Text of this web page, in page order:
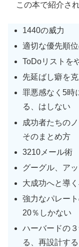
この本で紹介され
1440の威力
適切な優先順
ToDoリストを
先延ばし癖を
罪悪感なく5
る、はしない
成功者たちの
そのまとめ方
3210メール術
グーグル、ア
大成功へと導
強力なパレー
20％しかない
ハーバードの
る、再設計する